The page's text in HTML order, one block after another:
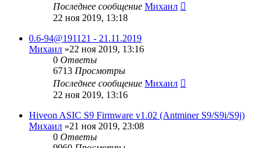
Последнее сообщение Михаил
22 ноя 2019, 13:18
0.6-94@191121 - 21.11.2019
Михаил »22 ноя 2019, 13:16
0 Ответы
6713 Просмотры
Последнее сообщение Михаил
22 ноя 2019, 13:16
Hiveon ASIC S9 Firmware v1.02 (Antminer S9/S9i/S9j)
Михаил »21 ноя 2019, 23:08
0 Ответы